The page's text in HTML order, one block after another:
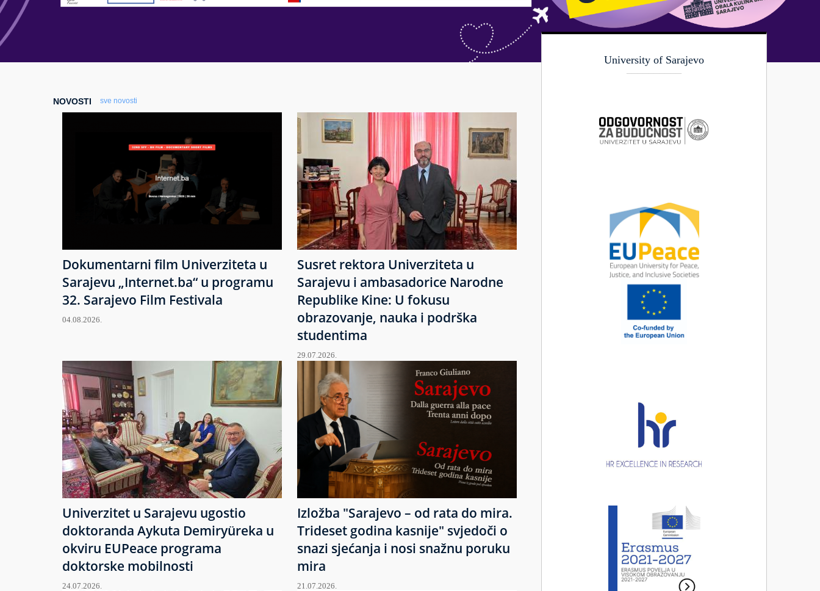
NOVOSTI sve novosti
Dokumentarni film Univerziteta u
Sarajevu „Internet.ba“ u programu
32. Sarajevo Film Festivala
04.08.2026.
Susret rektora Univerziteta u
Sarajevu i ambasadorice Narodne
Republike Kine: U fokusu
obrazovanje, nauka i podrška
studentima
29.07.2026.
Univerzitet u Sarajevu ugostio
doktoranda Aykuta Demiryüreka u
okviru EUPeace programa
doktorske mobilnosti
24.07.2026.
Izložba "Sarajevo – od rata do mira.
Trideset godina kasnije" svjedoči o
snazi sjećanja i nosi snažnu poruku
mira
21.07.2026.
University of Sarajevo